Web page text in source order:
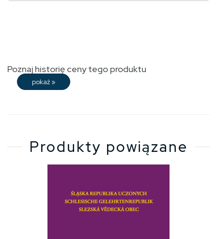
Poznaj historię ceny tego produktu
pokaż »
Produkty powiązane